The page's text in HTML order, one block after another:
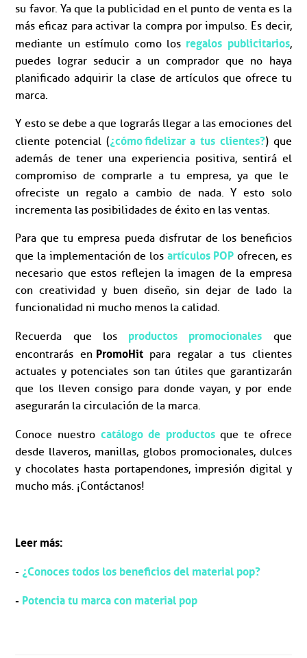
su favor. Ya que la publicidad en el punto de venta es la
más eficaz para activar la compra por impulso. Es decir,
mediante un estímulo como los regalos publicitarios,
puedes lograr seducir a un comprador que no haya
planificado adquirir la clase de artículos que ofrece tu
marca.
Y esto se debe a que lograrás llegar a las emociones del
cliente potencial (¿cómo fidelizar a tus clientes?) que
además de tener una experiencia positiva, sentirá el
compromiso de comprarle a tu empresa, ya que le
ofreciste un regalo a cambio de nada. Y esto solo
incrementa las posibilidades de éxito en las ventas.
Para que tu empresa pueda disfrutar de los beneficios
que la implementación de los artículos POP ofrecen, es
necesario que estos reflejen la imagen de la empresa
con creatividad y buen diseño, sin dejar de lado la
funcionalidad ni mucho menos la calidad.
Recuerda que los productos promocionales que
encontrarás en PromoHit para regalar a tus clientes
actuales y potenciales son tan útiles que garantizarán
que los lleven consigo para donde vayan, y por ende
asegurarán la circulación de la marca.
Conoce nuestro catálogo de productosque te ofrece
desde llaveros, manillas, globos promocionales, dulces
y chocolates hasta portapendones, impresión digital y
mucho más. ¡Contáctanos!
Leer más:
- ¿Conoces todos los beneficios del material pop?
- Potencia tu marca con material pop